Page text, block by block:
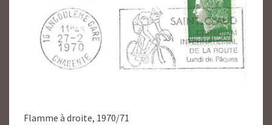
Flamme à droite, 1970/71